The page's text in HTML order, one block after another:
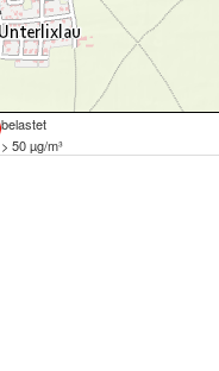
belastet
> 50 µg/m³